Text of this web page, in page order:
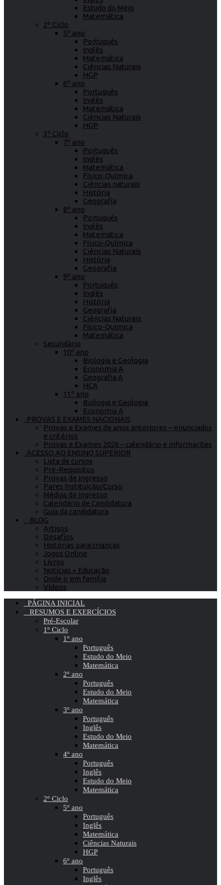
Estudo do Meio
Matemática
2º Ciclo
5º ano
Português
Inglês
Matemática
Ciências Naturais
HGP
6º ano
Português
Inglês
Matemática
Ciências Naturais
HGP
3º Ciclo
7º ano
Português
Inglês
Matemática
Físico-Química
Ciências naturais
História
Geografia
8º ano
Português
Inglês
Matemática
Físico-Química
Ciências Naturais
História
Geografia
9º ano
Português
Inglês
História
Geografia
Ciências Naturais
Físico-Química
Matemática
Secundário
10º ano
Biologia e Geologia
Economia A
Geografia A
HCA
11º ano
Biologia e Geologia
Economia A
PROVAS E EXAMES NACIONAIS
Provas e Exames de anos anteriores – enunciados
e critérios
Provas e Exames 2026 – calendário e informações
ACESSO AO ENSINO SUPERIOR
Lista de cursos
Pré-Requisitos
Provas de Ingresso
Pares Instituição/Curso
Médias de Ingresso
Calendário de Candidatura
Guia da candidatura
BLOG
Artigos
Desafios
Histórias para crianças
Jogos Online
Livros
Notícias » Educação
Onde ir em família
Vídeos
PÁGINA INICIAL
RESUMOS E EXERCÍCIOS
Pré-Escolar
1º Ciclo
1º ano
Português
Estudo do Meio
Matemática
2º ano
Português
Estudo do Meio
Matemática
3º ano
Português
Inglês
Estudo do Meio
Matemática
4º ano
Português
Inglês
Estudo do Meio
Matemática
2º Ciclo
5º ano
Português
Inglês
Matemática
Ciências Naturais
HGP
6º ano
Português
Inglês